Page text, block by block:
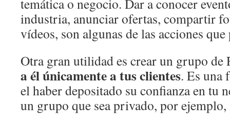
temática o negocio. Dar a conocer
industria, anunciar ofertas, compartir
vídeos, son algunas de las acciones
Otra gran utilidad es crear un grupo de
a él únicamente a tus clientes. Es una
el haber depositado su confianza en tu
un grupo que sea privado, por